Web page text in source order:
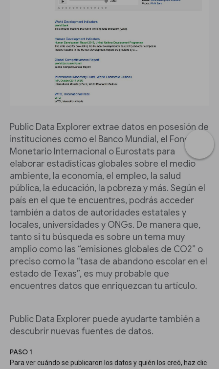
Public Data Explorer extrae datos en posesión de
instituciones como el Banco Mundial, el Fondo
Monetario Internacional o Eurostats para
elaborar estadísticas globales sobre el medio
ambiente, la economía, el empleo, la salud
pública, la educación, la pobreza y más. Según el
país en el que te encuentres, podrás acceder
también a datos de autoridades estatales y
locales, universidades y ONGs. De manera que,
tanto si tu búsqueda es sobre un tema muy
amplio como las “emisiones globales de CO2” o
preciso como la “tasa de abandono escolar en el
estado de Texas”, es muy probable que
encuentres datos que enriquezcan tu artículo.
Public Data Explorer puede ayudarte también a
descubrir nuevas fuentes de datos.
PASO 1
Para ver cuándo se publicaron los datos y quién los creó, haz clic